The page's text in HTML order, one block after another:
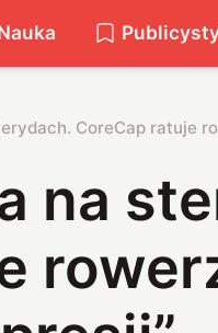
CoreCap ratuje
na